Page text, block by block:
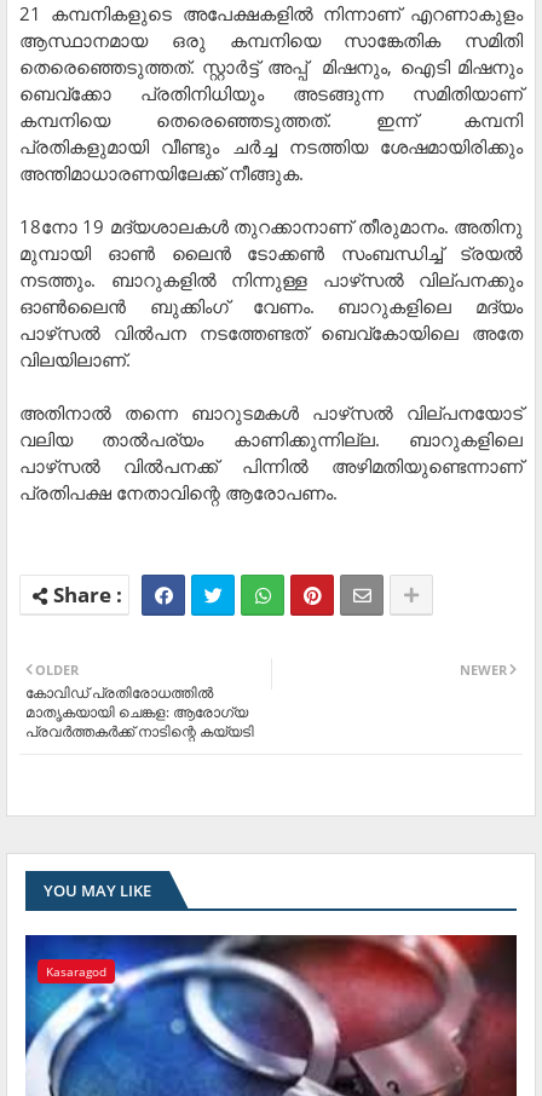
21 കമ്പനികളുടെ അപേക്ഷകളില്‍ നിന്നാണ് എറണാകുളം
ആസ്ഥാനമായ ഒരു കമ്പനിയെ സാങ്കേതിക സമിതി
തെരെഞ്ഞെടുത്തത്. സ്റ്റാര്‍ട്ട് അപ്പ് മിഷനും, ഐടി മിഷനും
ബെവ്‌ക്കോ പ്രതിനിധിയും അടങ്ങുന്ന സമിതിയാണ്
കമ്പനിയെ തെരെഞ്ഞെടുത്തത്. ഇന്ന് കമ്പനി
പ്രതികളുമായി വീണ്ടും ചര്‍ച്ച നടത്തിയ ശേഷമായിരിക്കും
അന്തിമാധാരണയിലേക്ക് നീങ്ങുക.
18നോ 19 മദ്യശാലകള്‍ തുറക്കാനാണ് തീരുമാനം. അതിനു
മുമ്പായി ഓണ്‍ ലൈന്‍ ടോക്കണ്‍ സംബന്ധിച്ച് ട്രയല്‍
നടത്തും. ബാറുകളില്‍ നിന്നുള്ള പാഴ്‌സല്‍ വില്പനക്കും
ഓണ്‍ലൈന്‍ ബുക്കിംഗ് വേണം. ബാറുകളിലെ മദ്യം
പാഴ്‌സല്‍ വില്‍പന നടത്തേണ്ടത് ബെവ്‌കോയിലെ അതേ
വിലയിലാണ്.
അതിനാല്‍ തന്നെ ബാറുടമകള്‍ പാഴ്‌സല്‍ വില്പനയോട്
വലിയ താല്‍പര്യം കാണിക്കുന്നില്ല. ബാറുകളിലെ
പാഴ്‌സല്‍ വില്‍പനക്ക് പിന്നില്‍ അഴിമതിയുണ്ടെന്നാണ്
പ്രതിപക്ഷ നേതാവിന്റെ ആരോപണം.
NEWER
OLDER
കോവിഡ് പ്രതിരോധത്തില്‍
മാതൃകയായി ചെങ്കള: ആരോഗ്യ
പ്രവര്‍ത്തകര്‍ക്ക് നാടിന്റെ കയ്യടി
YOU MAY LIKE
Kasaragod